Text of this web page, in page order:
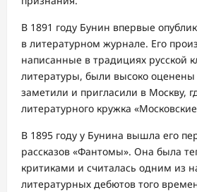
В 1891 году Бунин впервые
в литературном журнале. Его
написанные в традициях русской
литературы, были высоко
заметили и пригласили в Москву,
литературного кружка
В 1895 году у Бунина вышла его
рассказов «Фантомы». Она была
критиками и считалась одним из
литературных дебютов того